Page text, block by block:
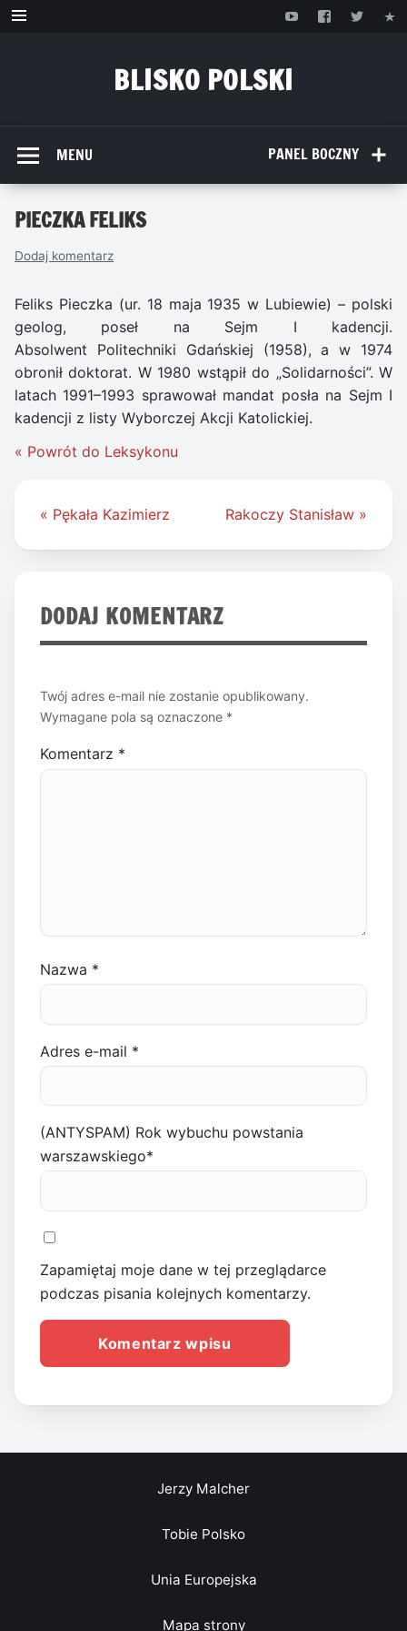
Przejdź
BLISKO POLSKI
PANEL BOCZNY
MENU
PIECZKA FELIKS
Dodaj komentarz
Feliks Pieczka (ur. 18 maja 1935 w Lubiewie) – polski
geolog, poseł na Sejm I kadencji.
Absolwent Politechniki Gdańskiej (1958), a w 1974
obronił doktorat. W 1980 wstąpił do „Solidarności”. W
latach 1991–1993 sprawował mandat posła na Sejm I
kadencji z listy Wyborczej Akcji Katolickiej.
« Powrót do Leksykonu
Nawigacja
« Pękała Kazimierz Rakoczy Stanisław »
DODAJ KOMENTARZ
Twój adres e-mail nie zostanie opublikowany.
Wymagane pola są oznaczone *
Komentarz *
Nazwa *
Adres e-mail *
(ANTYSPAM) Rok wybuchu powstania
warszawskiego*
Zapamiętaj moje dane w tej przeglądarce
podczas pisania kolejnych komentarzy.
Jerzy Malcher
Tobie Polsko
Unia Europejska
Mapa strony